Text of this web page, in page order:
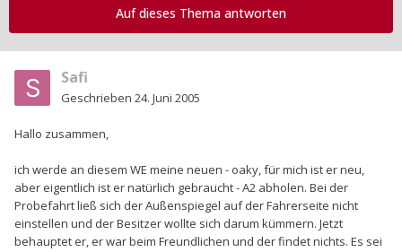
Auf dieses Thema antworten
Safi
Geschrieben 24. Juni 2005
Hallo zusammen,
ich werde an diesem WE meine neuen - oaky, für mich ist er neu,
aber eigentlich ist er natürlich gebraucht - A2 abholen. Bei der
Probefahrt ließ sich der Außenspiegel auf der Fahrerseite nicht
einstellen und der Besitzer wollte sich darum kümmern. Jetzt
behauptet er, er war beim Freundlichen und der findet nichts. Es sei